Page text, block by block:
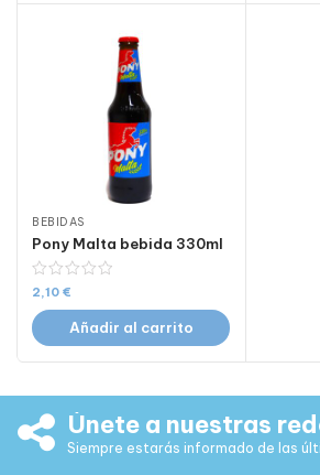
BEBIDAS
Pony Malta bebida 330ml
2,10 €
Añadir al carrito
Únete a nuestras
Siempre estarás informado de las